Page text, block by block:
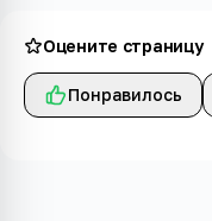
Оцените страницу
Понравилось